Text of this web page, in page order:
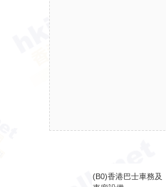
(B0)香港巴士車務及